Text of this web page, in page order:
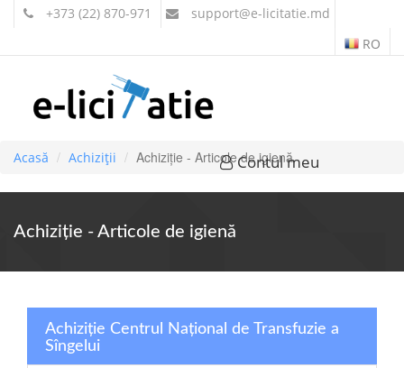
+373 (22) 870-971 support@e-licitatie.md
RO
Contul meu
Acasă Achiziții Achiziție - Articole de igienă
Achiziție - Articole de igienă
Achiziție Centrul Național de Transfuzie a
Sîngelui